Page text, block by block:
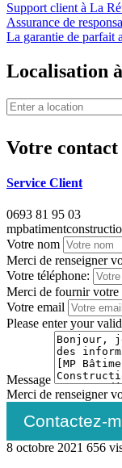
Support client à La
Assurance de
La garantie de parfait
Localisation
Votre contact
Service Client
0693 81 95 03
Votre nom
Merci de renseigner
Votre téléphone:
Merci de fournir votre
Votre email
Please enter your
Message
Merci de renseigner
Contactez-
8 octobre 2021 656